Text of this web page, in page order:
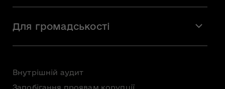
Вакансії
Мистецька освіта
Для громадськості
Внутрішній аудит